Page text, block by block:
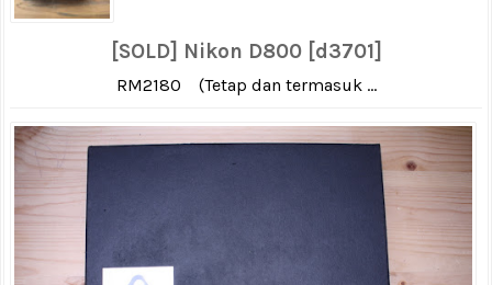
[SOLD] Nikon D800 [d3701]
RM2180 (Tetap dan termasuk ...